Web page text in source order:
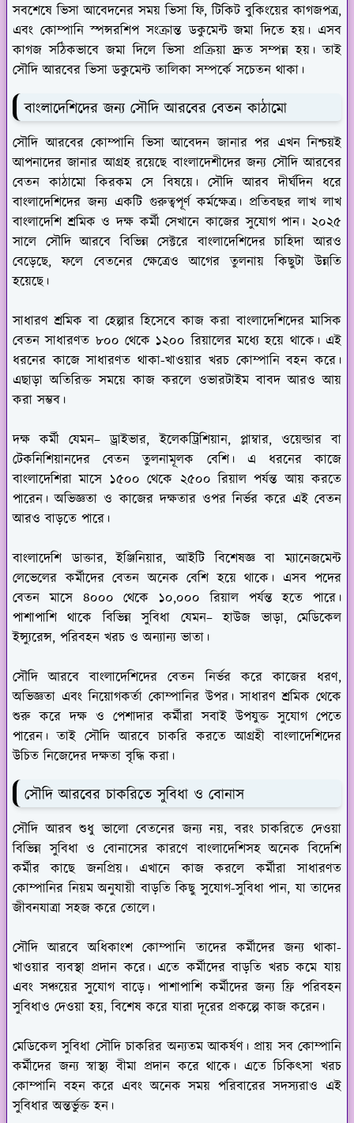
সবশেষে ভিসা আবেদনের সময় ভিসা ফি, টিকিট বুকিংয়ের কাগজপত্র,
এবং কোম্পানি স্পন্সরশিপ সংক্রান্ত ডকুমেন্ট জমা দিতে হয়। এসব
কাগজ সঠিকভাবে জমা দিলে ভিসা প্রক্রিয়া দ্রুত সম্পন্ন হয়। তাই
সৌদি আরবের ভিসা ডকুমেন্ট তালিকা সম্পর্কে সচেতন থাকা।
বাংলাদেশিদের জন্য সৌদি আরবের বেতন কাঠামো
সৌদি আরবের কোম্পানি ভিসা আবেদন জানার পর এখন নিশ্চয়ই
আপনাদের জানার আগ্রহ রয়েছে বাংলাদেশীদের জন্য সৌদি আরবের
বেতন কাঠামো কিরকম সে বিষয়ে। সৌদি আরব দীর্ঘদিন ধরে
বাংলাদেশিদের জন্য একটি গুরুত্বপূর্ণ কর্মক্ষেত্র। প্রতিবছর লাখ লাখ
বাংলাদেশি শ্রমিক ও দক্ষ কর্মী সেখানে কাজের সুযোগ পান। ২০২৫
সালে সৌদি আরবে বিভিন্ন সেক্টরে বাংলাদেশিদের চাহিদা আরও
বেড়েছে, ফলে বেতনের ক্ষেত্রেও আগের তুলনায় কিছুটা উন্নতি
হয়েছে।
সাধারণ শ্রমিক বা হেল্পার হিসেবে কাজ করা বাংলাদেশিদের মাসিক
বেতন সাধারণত ৮০০ থেকে ১২০০ রিয়ালের মধ্যে হয়ে থাকে। এই
ধরনের কাজে সাধারণত থাকা-খাওয়ার খরচ কোম্পানি বহন করে।
এছাড়া অতিরিক্ত সময়ে কাজ করলে ওভারটাইম বাবদ আরও আয়
করা সম্ভব।
দক্ষ কর্মী যেমন– ড্রাইভার, ইলেকট্রিশিয়ান, প্লাম্বার, ওয়েল্ডার বা
টেকনিশিয়ানদের বেতন তুলনামূলক বেশি। এ ধরনের কাজে
বাংলাদেশিরা মাসে ১৫০০ থেকে ২৫০০ রিয়াল পর্যন্ত আয় করতে
পারেন। অভিজ্ঞতা ও কাজের দক্ষতার ওপর নির্ভর করে এই বেতন
আরও বাড়তে পারে।
বাংলাদেশি ডাক্তার, ইঞ্জিনিয়ার, আইটি বিশেষজ্ঞ বা ম্যানেজমেন্ট
লেভেলের কর্মীদের বেতন অনেক বেশি হয়ে থাকে। এসব পদের
বেতন মাসে ৪০০০ থেকে ১০,০০০ রিয়াল পর্যন্ত হতে পারে।
পাশাপাশি থাকে বিভিন্ন সুবিধা যেমন– হাউজ ভাড়া, মেডিকেল
ইন্স্যুরেন্স, পরিবহন খরচ ও অন্যান্য ভাতা।
সৌদি আরবে বাংলাদেশিদের বেতন নির্ভর করে কাজের ধরণ,
অভিজ্ঞতা এবং নিয়োগকর্তা কোম্পানির উপর। সাধারণ শ্রমিক থেকে
শুরু করে দক্ষ ও পেশাদার কর্মীরা সবাই উপযুক্ত সুযোগ পেতে
পারেন। তাই সৌদি আরবে চাকরি করতে আগ্রহী বাংলাদেশিদের
উচিত নিজেদের দক্ষতা বৃদ্ধি করা।
সৌদি আরবের চাকরিতে সুবিধা ও বোনাস
সৌদি আরব শুধু ভালো বেতনের জন্য নয়, বরং চাকরিতে দেওয়া
বিভিন্ন সুবিধা ও বোনাসের কারণে বাংলাদেশিসহ অনেক বিদেশি
কর্মীর কাছে জনপ্রিয়। এখানে কাজ করলে কর্মীরা সাধারণত
কোম্পানির নিয়ম অনুযায়ী বাড়তি কিছু সুযোগ-সুবিধা পান, যা তাদের
জীবনযাত্রা সহজ করে তোলে।
সৌদি আরবে অধিকাংশ কোম্পানি তাদের কর্মীদের জন্য থাকা-
খাওয়ার ব্যবস্থা প্রদান করে। এতে কর্মীদের বাড়তি খরচ কমে যায়
এবং সঞ্চয়ের সুযোগ বাড়ে। পাশাপাশি কর্মীদের জন্য ফ্রি পরিবহন
সুবিধাও দেওয়া হয়, বিশেষ করে যারা দূরের প্রকল্পে কাজ করেন।
মেডিকেল সুবিধা সৌদি চাকরির অন্যতম আকর্ষণ। প্রায় সব কোম্পানি
কর্মীদের জন্য স্বাস্থ্য বীমা প্রদান করে থাকে। এতে চিকিৎসা খরচ
কোম্পানি বহন করে এবং অনেক সময় পরিবারের সদস্যরাও এই
সুবিধার অন্তর্ভুক্ত হন।